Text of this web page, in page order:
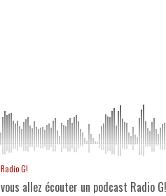
Radio G!
vous allez écouter un podcast Radio